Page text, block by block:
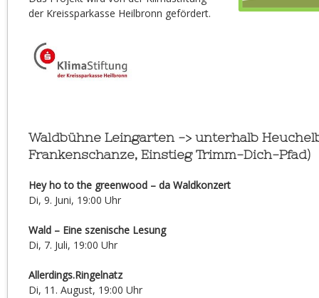
der Kreissparkasse Heilbronn gefördert.
Waldbühne Leingarten -> unterhalb
Frankenschanze, Einstieg Trimm-Dich-Pfad)
Hey ho to the greenwood – da Waldkonzert
Di, 9. Juni, 19:00 Uhr
Wald – Eine szenische Lesung
Di, 7. Juli, 19:00 Uhr
Allerdings.Ringelnatz
Di, 11. August, 19:00 Uhr